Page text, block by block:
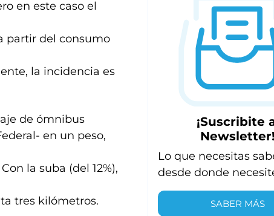
en este caso el
partir del consumo
la incidencia es
de ómnibus
en un peso,
la suba (del 12%),
tres kilómetros.
¡Suscribite
Newsletter!
Lo que necesitas
desde donde
SABER MÁS